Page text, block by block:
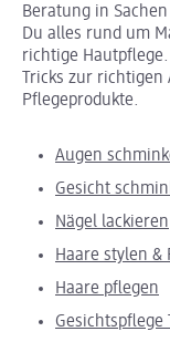
Beratung in
Du alles rund um
richtige
Tricks zur
Pflegeprodukte.
Augen
Gesicht
Nägel lackieren
Haare stylen &
Haare pflegen
Gesichtspflege